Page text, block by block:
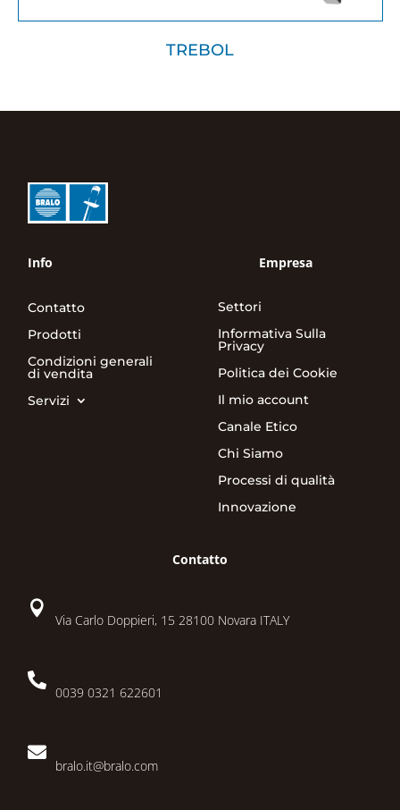
TREBOL
Info
Contatto
Prodotti
Condizioni generali
di vendita
Servizi
Empresa
Settori
Informativa Sulla
Privacy
Politica dei Cookie
Il mio account
Canale Etico
Chi Siamo
Processi di qualità
Innovazione
Contatto

Via Carlo Doppieri, 15 28100 Novara ITALY

0039 0321 622601

bralo.it@bralo.com